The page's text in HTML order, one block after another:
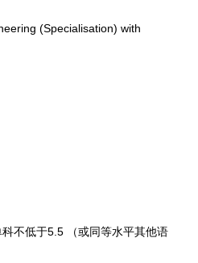
(Specialisation) with
不低于5.5 （或同等水平其他语